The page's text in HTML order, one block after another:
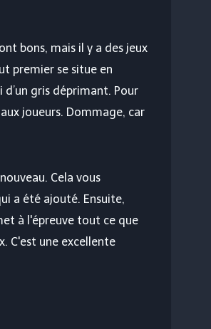
bons, mais il y a des jeux
premier se situe en
d’un gris déprimant. Pour
joueurs. Dommage, car
Cela vous
a été ajouté. Ensuite,
à l'épreuve tout ce que
C'est une excellente